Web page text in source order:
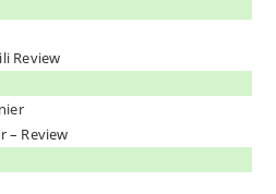
Review
– Review